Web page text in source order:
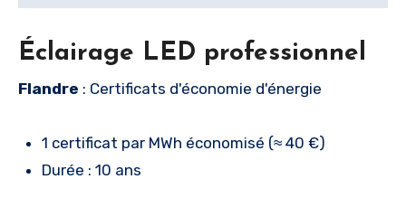
Éclairage LED professionnel
Flandre : Certificats d'économie d'énergie
1 certificat par MWh économisé (≈ 40 €)
Durée : 10 ans